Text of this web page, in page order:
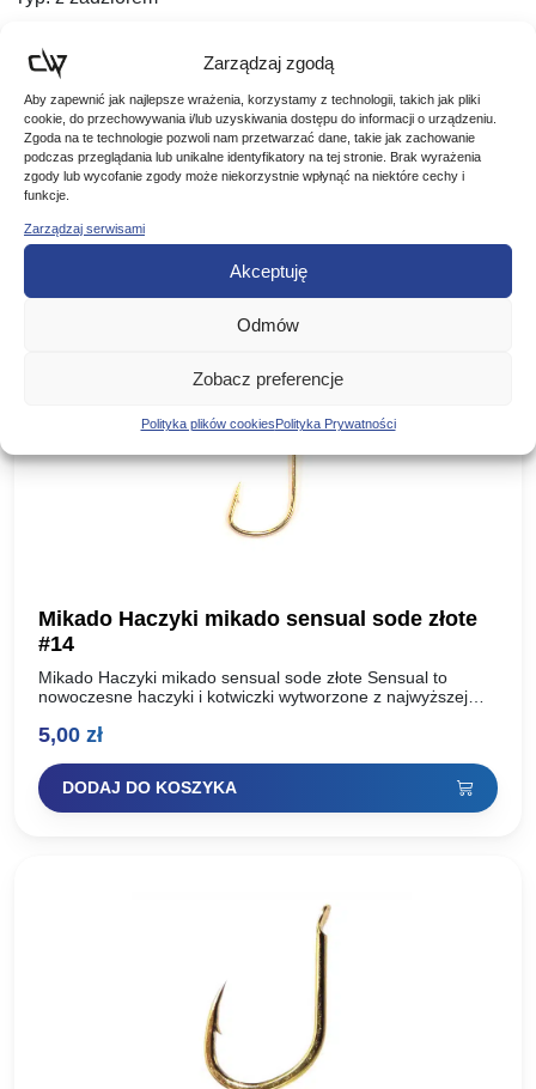
Zarządzaj zgodą
Aby zapewnić jak najlepsze wrażenia, korzystamy z technologii, takich jak pliki
cookie, do przechowywania i/lub uzyskiwania dostępu do informacji o urządzeniu.
Zgoda na te technologie pozwoli nam przetwarzać dane, takie jak zachowanie
podczas przeglądania lub unikalne identyfikatory na tej stronie. Brak wyrażenia
zgody lub wycofanie zgody może niekorzystnie wpłynąć na niektóre cechy i
funkcje.
Zarządzaj serwisami
Akceptuję
Odmów
Zobacz preferencje
Polityka plików cookiesPolityka Prywatności
Nr katalogowy: 409923
Podobne produkty
Poznaj podobne produkty, które mogą Ci się spodobać
Mikado Haczyki mikado sensual sode złote
#14
Mikado Haczyki mikado sensual sode złote Sensual to
nowoczesne haczyki i kotwiczki wytworzone z najwyższej
dwóch technologii ostrzenia: Mechanicznej…
5,00 zł
DODAJ DO KOSZYKA